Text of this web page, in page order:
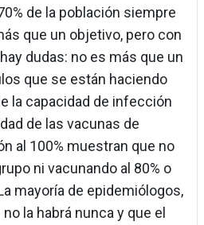
de la población siempre
que un objetivo, pero con
dudas: no es más que un
que se están haciendo
la capacidad de infección
de las vacunas de
al 100% muestran que no
ni vacunando al 80% o
mayoría de epidemiólogos,
la habrá nunca y que el